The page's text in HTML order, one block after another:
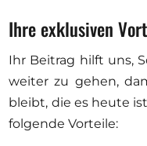
Ihre exklusiven
Ihr Beitrag hilft uns,
weiter zu gehen,
bleibt, die es heute
folgende Vorteile: